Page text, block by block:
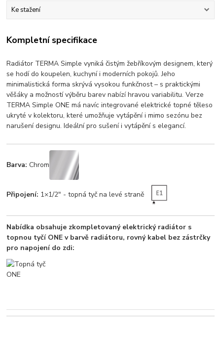
Ke stažení
Kompletní specifikace
Radiátor TERMA Simple vyniká čistým žebříkovým designem, který
se hodí do koupelen, kuchyní i moderních pokojů. Jeho
minimalistická forma skrývá vysokou funkčnost – s praktickými
věšáky a možností výběru barev nabízí hravou variabilitu. Verze
TERMA Simple ONE má navíc integrované elektrické topné těleso
ukryté v kolektoru, které umožňuje vytápění i mimo sezónu bez
narušení designu. Ideální pro sušení i vytápění s elegancí.
Barva: Chrom
Připojení: 1×1/2" - topná tyč na levé straně
Nabídka obsahuje zkompletovaný elektrický radiátor s
topnou tyčí ONE v barvě radiátoru, rovný kabel bez zástrčky
pro napojení do zdi: